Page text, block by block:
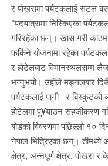
र पोखरामा पर्यटकलाई सटल
“पदयात्रामा निस्किएका
गरिरहेका छन्। खास गरी
फर्किने योजनामा रहेका
र होटेलबाट विमानस्थलसम्म
भन्नुभयो। उहाँले मङ्गलबार
पर्यटकलाई पानी र बिस्कुटको
होटेलमा पु¥याउन सहजीकरण
बोर्डको विवरणमा पछिल्लो १०
नेपाल भित्रिएका छन्। तीमध्ये
क्षेत्र, अन्नपूर्ण क्षेत्र, पोखरा